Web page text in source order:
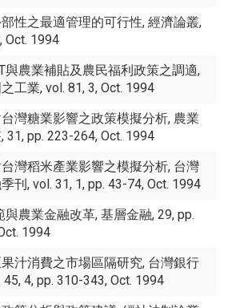
性之最適管理的可行性, 經濟論叢,
Oct. 1994
與農業補貼及農民福利政策之調適,
工業, vol. 81, 3, Oct. 1994
灣糖業影響之政策模擬分析, 農業
31, pp. 223-264, Oct. 1994
灣稻米產業影響之模擬分析, 台灣
刊, vol. 31, 1, pp. 43-74, Oct. 1994
與農業金融改革, 基層金融, 29, pp.
1994
汁消費之市場區隔研究, 台灣銀行
45, 4, pp. 310-343, Oct. 1994